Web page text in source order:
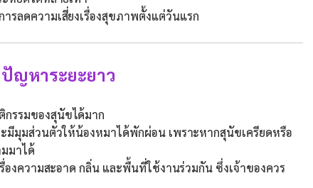
รลดความเสี่ยงเรื่องสุขภาพตั้งแต่วันแรก
ญหาระยะยาว
รรมของสุนัขได้มาก
มีมุมส่วนตัวให้น้องหมาได้พักผ่อน เพราะหากสุนัขเครียดหรือ
มาได้
งความสะอาด กลิ่น และพื้นที่ใช้งานร่วมกัน ซึ่งเจ้าของควร